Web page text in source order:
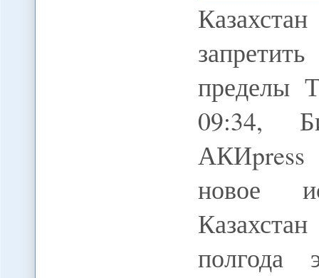
пределы
09:34,
новое
полгода